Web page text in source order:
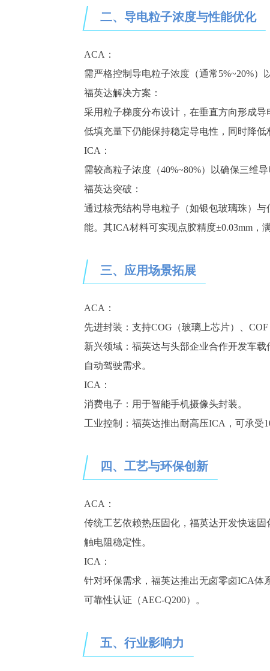
二、 导电粒子浓度与性能优化
ACA：
需严格控制导电粒子浓度（通常5%~20%）
福英达解决方案：
采用粒子梯度分布设计，在垂直方向形成
低填充量下仍能保持稳定导电性，同时降低
ICA：
需较高粒子浓度（40%~80%）以确保三维导
福英达突破：
通过核壳结构导电粒子（如银包玻璃珠）
能。其ICA材料可实现点胶精度±0.03mm，
三、 应用场景拓展
ACA：
先进封装：支持COG（玻璃上芯片）、
新兴领域：福英达与头部企业合作开发车载
自动驾驶需求。
ICA：
消费电子：用于智能手机摄像头封装。
工业控制：福英达推出耐高压ICA，可承受
四、 工艺与环保创新
ACA：
传统工艺依赖热压固化，福英达开发快速固
触电阻稳定性。
ICA：
针对环保需求，福英达推出无卤零卤ICA体
可靠性认证（AEC-Q200）。
五、行业影响力